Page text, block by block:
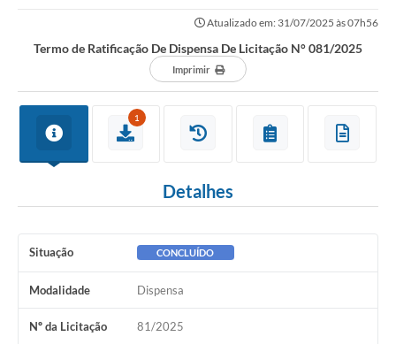
Atualizado em: 31/07/2025 às 07h56
Termo de Ratificação De Dispensa De Licitação N° 081/2025
Imprimir
1
Detalhes
Situação CONCLUÍDO
Modalidade Dispensa
Nº da Licitação 81/2025